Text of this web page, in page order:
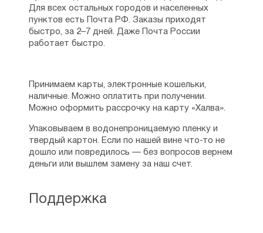
Поддержка
Для всех остальных городов и населенных
пунктов есть Почта РФ. Заказы приходят
быстро, за 2–7 дней. Даже Почта России
работает быстро.
Принимаем карты, электронные кошельки,
наличные. Можно оплатить при получении.
Можно оформить рассрочку на карту «Халва».
Упаковываем в водонепроницаемую пленку и
твердый картон. Если по нашей вине что-то не
дошло или повредилось — без вопросов вернем
деньги или вышлем замену за наш счет.